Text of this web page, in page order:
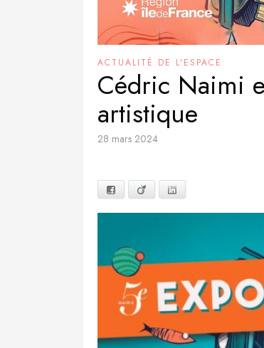
ACTUALITÉ DE L'ESPACE
Cédric Naimi
artistique
28 mars 2024
Facebook Viadeo